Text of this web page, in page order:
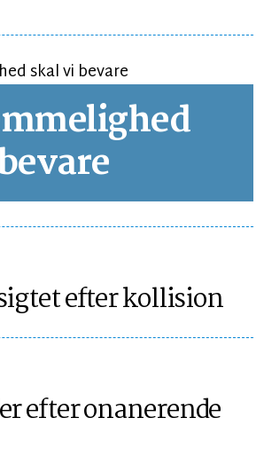
efter kollision
efter onanerende